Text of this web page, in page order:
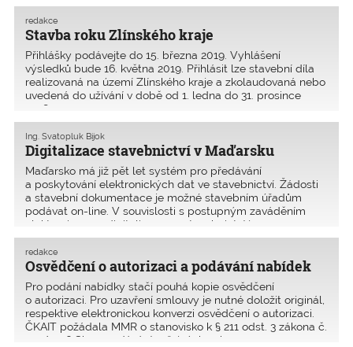
Stavba roku Zlínského kraje
redakce
Přihlášky podávejte do 15. března 2019. Vyhlášení
výsledků bude 16. května 2019. Přihlásit lze stavební díla
realizovaná na území Zlínského kraje a ­zkolaudovaná nebo
uvedená do užívání v době od 1. ledna do 31. prosince
2018.
Digitalizace stavebnictví v Maďarsku
Ing. Svatopluk Bijok
Maďarsko má již pět let systém pro předávání
a poskytování elektronických dat ve stavebnictví. Žádosti
a stavební dokumentace je možné stavebním úřadům
podávat on-line. V souvislosti s postupným zaváděním
elektronizace a digitalizace ve stavebnictví jsem se na
posle
Osvědčení o autorizaci a podávání nabídek
redakce
Pro podání nabídky stačí pouhá kopie osvědčení
o autorizaci. Pro uzavření smlouvy je nutné doložit originál,
respektive elektronickou konverzi osvědčení o autorizaci.
ČKAIT požádala MMR o stanovisko k § 211 odst. 3 zákona č.
134/2016 Sb., o zadávání veřejných zak